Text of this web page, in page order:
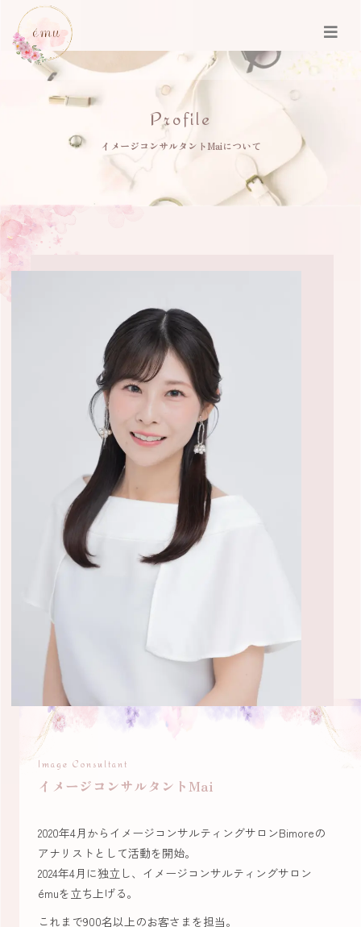
イメージコンサルタントMaiについて
Image Consultant
イメージコンサルタントMai
2020年4月からイメージコンサルティングサロンBimoreの
アナリストとして活動を開始。
2024年4月に独立し、イメージコンサルティングサロン
émuを立ち上げる。
これまで900名以上のお客さまを担当。